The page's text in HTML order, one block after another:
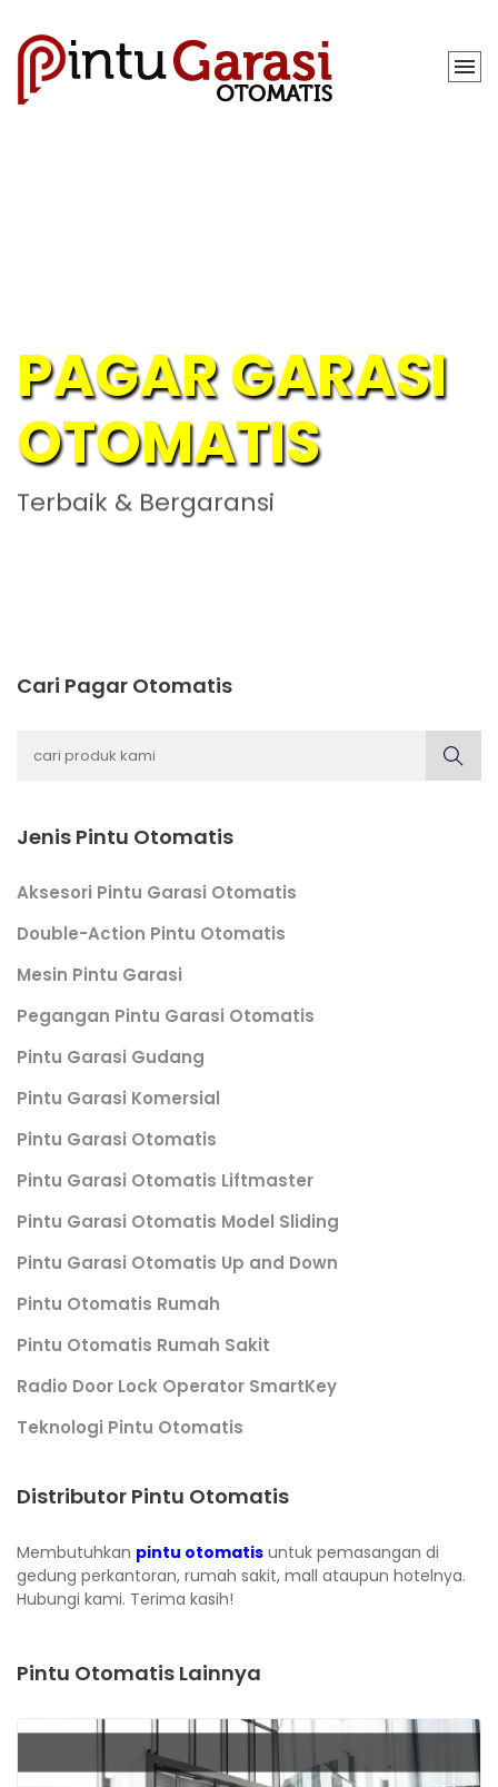
PAGAR GARASI
OTOMATIS
Terbaik & Bergaransi
Cari Pagar Otomatis
Jenis Pintu Otomatis
Aksesori Pintu Garasi Otomatis
Double-Action Pintu Otomatis
Mesin Pintu Garasi
Pegangan Pintu Garasi Otomatis
Pintu Garasi Gudang
Pintu Garasi Komersial
Pintu Garasi Otomatis
Pintu Garasi Otomatis Liftmaster
Pintu Garasi Otomatis Model Sliding
Pintu Garasi Otomatis Up and Down
Pintu Otomatis Rumah
Pintu Otomatis Rumah Sakit
Radio Door Lock Operator SmartKey
Teknologi Pintu Otomatis
Distributor Pintu Otomatis
Membutuhkan pintu otomatis untuk pemasangan di
gedung perkantoran, rumah sakit, mall ataupun hotelnya.
Hubungi kami. Terima kasih!
Pintu Otomatis Lainnya